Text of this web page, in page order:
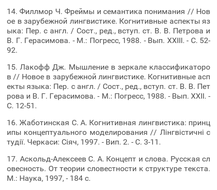
14. Филлмор Ч. Фреймы и семантика понимания // Нов
ое в зарубежной лингвистике. Когнитивные аспекты яз
ыка: Пер. с англ. / Сост., ред., вступ. ст. В. В. Петрова и
В. Г. Герасимова. - М.: Погресс, 1988. - Вып. ХХІІІ. - С. 52-
92.
15. Лакофф Дж. Мышление в зеркале классификаторо
в // Новое в зарубежной лингвистике. Когнитивные асп
екты языка: Пер. с англ. / Сост., ред., вступ. ст. В. В. Пет
рова и В. Г. Герасимова. - М.: Погресс, 1988. - Вып. ХХІІ. -
С. 12-51.
16. Жаботинская С. А. Когнитивная лингвистика: принц
ипы концептуального моделирования // Лінгвістичні с
тудії. Черкаси: Сіяч, 1997. - Вип. 2. - С. 3-11.
17. Аскольд-Алексеев С. А. Концепт и слова. Русская сл
овесность. От теории словестности к структуре текста.
М.: Наука, 1997, - 184 с.